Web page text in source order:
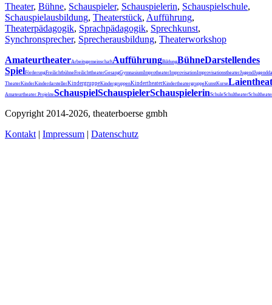
Theater, Bühne, Schauspieler, Schauspielerin, Schauspielschule,
Schauspielausbildung, Theaterstück, Aufführung,
Theaterpädagogik, Sprachpädagogik, Sprechkunst,
Synchronsprecher, Sprecherausbildung, Theaterworkshop
AmateurtheaterArbeitsgemeinschaftAufführungBildungBühneDarstellendes
SpielFörderungFreilichtbühneFreilichttheaterGesangGymnasiumImprotheaterImprovisationImprovisationstheaterJugend
TheaterKinderKinderdarstellerKindergruppeKindergruppenKindertheaterKindertheatergruppeKunstKurse
Amateurtheater. ProjekteSchauspielSchauspielerSchauspielerinSchuleSchultheater
Copyright 2014-2026, theaterboerse gmbh
Kontakt | Impressum | Datenschutz